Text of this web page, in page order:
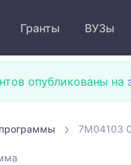
Гранты ВУЗы
опубликованы на
7M04103